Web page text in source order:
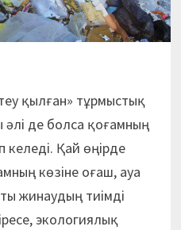
қылған» тұрмыстық
де болса қоғамның
келеді. Қай өңірде
көзіне оғаш, ауа
жинаудың тиімді
экологиялық